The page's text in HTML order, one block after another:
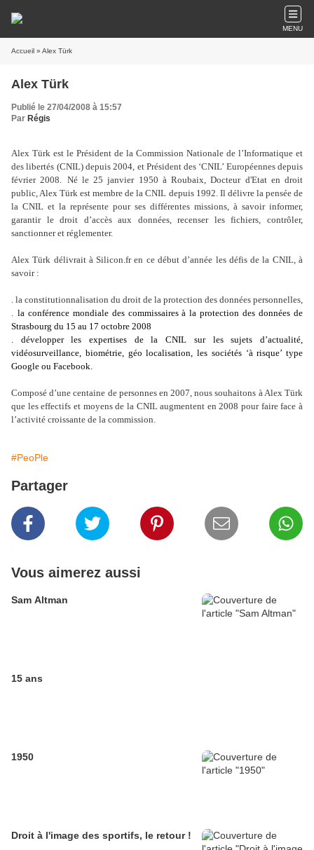
MENU
Accueil » Alex Türk
Alex Türk
Publié le 27/04/2008 à 15:57
Par Régis
Alex Türk est le Président de la Commission Nationale de l’Informatique et
des libertés (CNIL) depuis 2004, et Président des ‘CNIL’ Européennes depuis
février 2008. Né le 25 janvier 1950 à Roubaix, Docteur d'Etat en droit
public, Alex Türk est membre de la CNIL depuis 1992. Il délivre la pensée de
la CNIL et la représente pour ses différentes missions, à savoir informer,
garantir le droit d’accès aux données, recenser les fichiers, contrôler,
sanctionner et réglementer.
Alex Türk délivrait à Silicon.fr en ce début d’année les défis de la CNIL, à
savoir :
. la constitutionnalisation du droit de la protection des données personnelles,
. la conférence mondiale des commissaires à la protection des données de
Strasbourg du 15 au 17 octobre 2008
. développer les expertises de la CNIL sur les sujets d’actualité,
vidéosurveillance, biométrie, géo localisation, les sociétés ‘à risque’ type
Google ou Facebook.
Composé d’une centaine de personnes en 2007, nous souhaitons à Alex Türk
que les effectifs et moyens de la CNIL augmentent en 2008 pour faire face à
l’activité croissante de la commission.
#PeoPle
Partager
Vous aimerez aussi
Sam Altman
15 ans
1950
Droit à l'image des sportifs, le retour !